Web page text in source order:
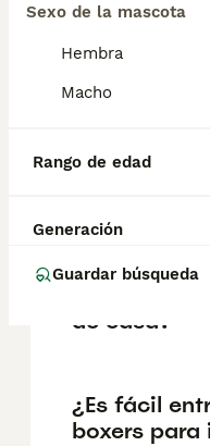
Sexo de la mascota
Hembra
Macho
Rango de edad
Generación
Guardar búsqueda
adquirir un
¿Es un
de casa?
¿Es fácil
boxers para